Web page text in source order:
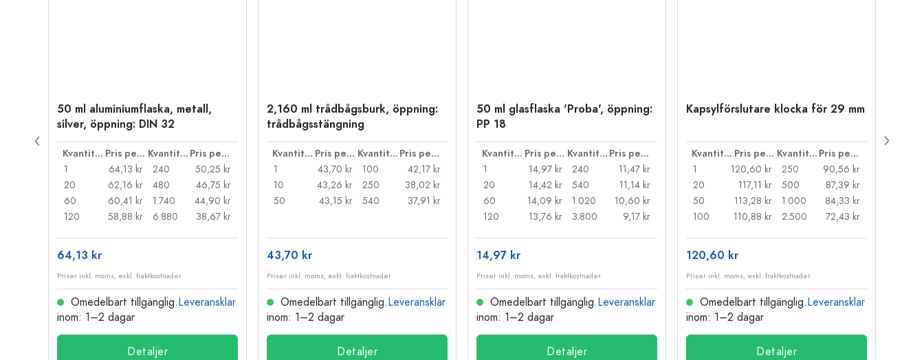
50 ml aluminiumflaska, metall,
silver, öppning: DIN 32
Kvantitet Pris per styck Kvantitet
Pris per styck
1
64,13 kr
20
62,16 kr
60
60,41 kr
120
58,88 kr
240
50,25 kr
480
46,75 kr
1.740
44,90 kr
6.880
38,67 kr
64,13 kr
Priser inkl. moms, exkl. fraktkostnader
Omedelbart tillgänglig.Leveransklar
inom: 1–2 dagar
Detaljer
2,160 ml trådbågsburk, öppning:
trådbågsstängning
Kvantitet Pris per styck Kvantitet
Pris per styck
1
43,70 kr
10
43,26 kr
50
43,15 kr
100
42,17 kr
250
38,02 kr
540
37,91 kr
43,70 kr
Priser inkl. moms, exkl. fraktkostnader
Omedelbart tillgänglig.Leveransklar
inom: 1–2 dagar
Detaljer
50 ml glasflaska 'Proba', öppning:
PP 18
Kvantitet Pris per styck Kvantitet
Pris per styck
1
14,97 kr
20
14,42 kr
60
14,09 kr
120
13,76 kr
240
11,47 kr
540
11,14 kr
1.020
10,60 kr
3.800
9,17 kr
14,97 kr
Priser inkl. moms, exkl. fraktkostnader
Omedelbart tillgänglig.Leveransklar
inom: 1–2 dagar
Detaljer
Kapsylförslutare klocka för 29 mm
Kvantitet Pris per styck Kvantitet
Pris per styck
1
120,60 kr
20
117,11 kr
50
113,28 kr
100
110,88 kr
250
90,56 kr
500
87,39 kr
1.000
84,33 kr
2.500
72,43 kr
120,60 kr
Priser inkl. moms, exkl. fraktkostnader
Omedelbart tillgänglig.Leveransklar
inom: 1–2 dagar
Detaljer